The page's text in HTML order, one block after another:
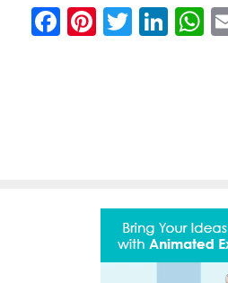
Facebook
Pinterest
Twitter